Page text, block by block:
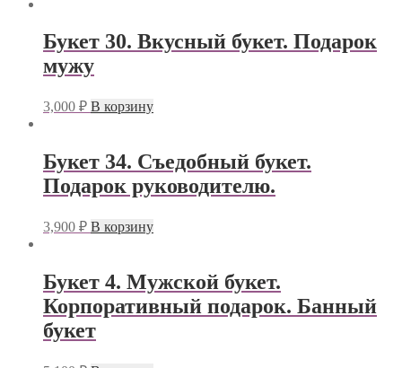
Букет 30. Вкусный букет. Подарок
мужу
3,000 ₽ В корзину
Букет 34. Съедобный букет.
Подарок руководителю.
3,900 ₽ В корзину
Букет 4. Мужской букет.
Корпоративный подарок. Банный
букет